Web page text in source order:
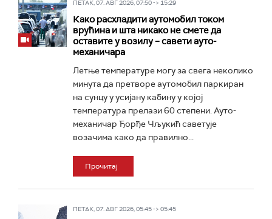
ПЕТАК, 07. АВГ 2026, 07:50 -> 15:29
Како расхладити аутомобил током
врућина и шта никако не смете да
оставите у возилу – савети ауто-
механичара
Летње температуре могу за свега неколико
минута да претворе аутомобил паркиран
на сунцу у усијану кабину у којој
температура прелази 60 степени. Ауто-
механичар Ђорђе Чљукић саветује
возачима како да правилно...
Прочитај
ПЕТАК, 07. АВГ 2026, 05:45 -> 05:45